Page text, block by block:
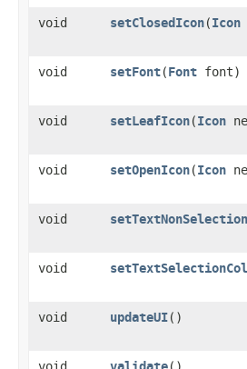
void setClosedIcon​(Icon
void setFont​(Font font)
void setLeafIcon​(Icon
void setOpenIcon​(Icon
void
void
void updateUI()